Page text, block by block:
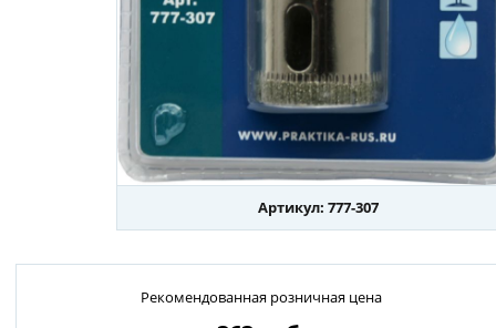
Артикул: 777-307
Рекомендованная розничная цена